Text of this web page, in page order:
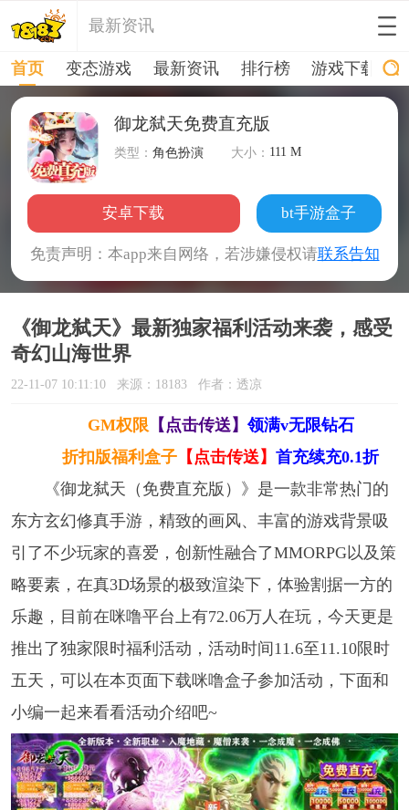
最新资讯
首页 变态游戏 最新资讯 排行榜 游戏下载
御龙弑天免费直充版
类型：角色扮演 大小： 111 M
安卓下载 bt手游盒子
免责声明：本app来自网络，若涉嫌侵权请联系告知
《御龙弑天》最新独家福利活动来袭，感受
奇幻山海世界
22-11-07 10:11:10 来源：18183 作者：透凉
GM权限 【点击传送】 领满v无限钻石
折扣版福利盒子 【点击传送】首充续充0.1折
《御龙弑天（免费直充版）》是一款非常热门的
东方玄幻修真手游，精致的画风、丰富的游戏背景吸
引了不少玩家的喜爱，创新性融合了MMORPG以及策
略要素，在真3D场景的极致渲染下，体验割据一方的
乐趣，目前在咪噜平台上有72.06万人在玩，今天更是
推出了独家限时福利活动，活动时间11.6至11.10限时
五天，可以在本页面下载咪噜盒子参加活动，下面和
小编一起来看看活动介绍吧~